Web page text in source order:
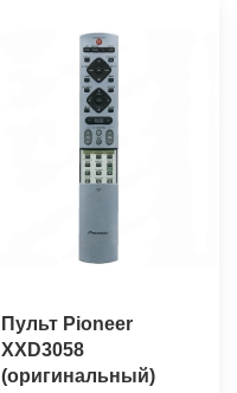
Пульт Pioneer
XXD3058
(оригинальный)